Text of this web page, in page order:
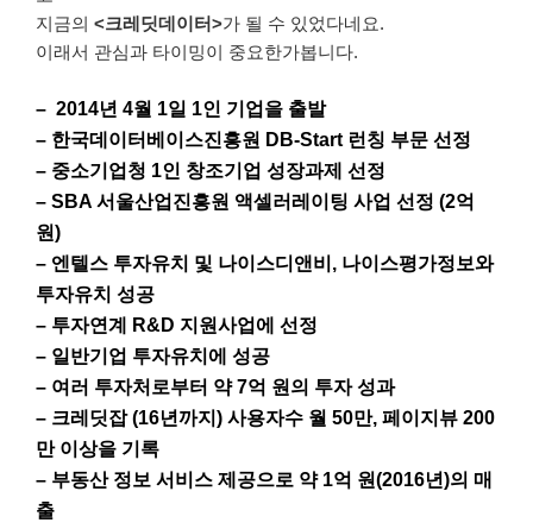
지금의 <크레딧데이터>가 될 수 있었다네요.
이래서 관심과 타이밍이 중요한가봅니다.
– 2014년 4월 1일 1인 기업을 출발
– 한국데이터베이스진흥원 DB-Start 런칭 부문 선정
– 중소기업청 1인 창조기업 성장과제 선정
– SBA 서울산업진흥원 액셀러레이팅 사업 선정 (2억
원)
– 엔텔스 투자유치 및 나이스디앤비, 나이스평가정보와
투자유치 성공
– 투자연계 R&D 지원사업에 선정
– 일반기업 투자유치에 성공
– 여러 투자처로부터 약 7억 원의 투자 성과
– 크레딧잡 (16년까지) 사용자수 월 50만, 페이지뷰 200
만 이상을 기록
– 부동산 정보 서비스 제공으로 약 1억 원(2016년)의 매
출